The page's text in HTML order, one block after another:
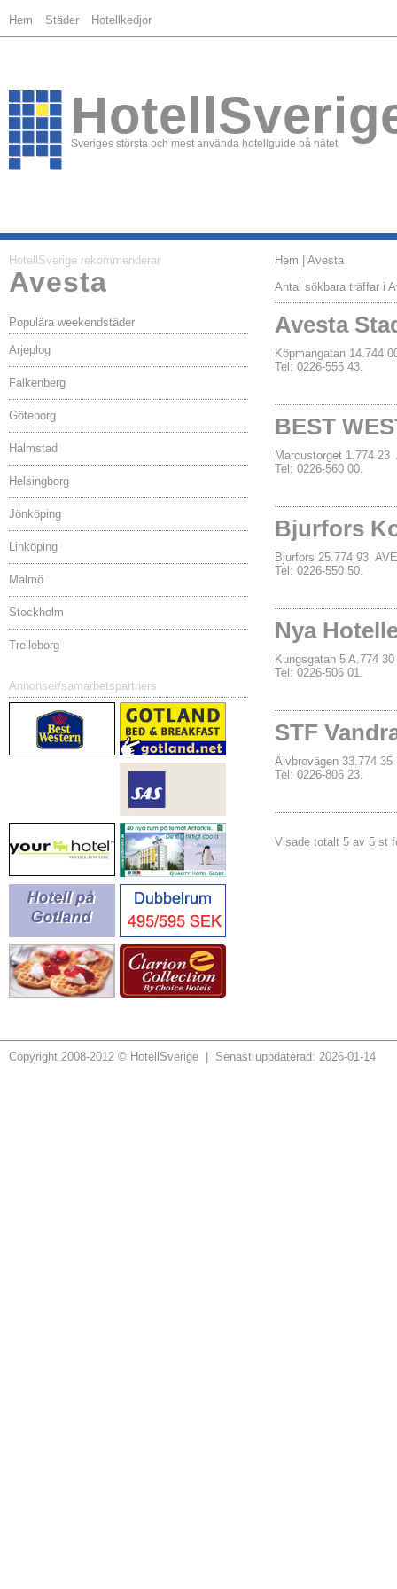
Hem Städer Hotellkedjor
Sveriges största och mest använda hotellguide på nätet
HotellSverige rekommenderar
Avesta
Populära weekendstäder
Arjeplog
Falkenberg
Göteborg
Halmstad
Helsingborg
Jönköping
Linköping
Malmö
Stockholm
Trelleborg
Annonser/samarbetspartners
Hem | Avesta
Antal sökbara träffar i
Avesta
Köpmangatan 14.744
Tel: 0226-555 43.
BEST
Marcustorget 1.774 23
Tel: 0226-560 00.
Bjurfors
Bjurfors 25.774 93
Tel: 0226-550 50.
Nya
Kungsgatan 5 A.774
Tel: 0226-506 01.
STF
Älvbrovägen 33.774
Tel: 0226-806 23.
Visade totalt 5 av 5 st
Copyright 2008-2012 © HotellSverige | Senast uppdaterad: 2026-01-14